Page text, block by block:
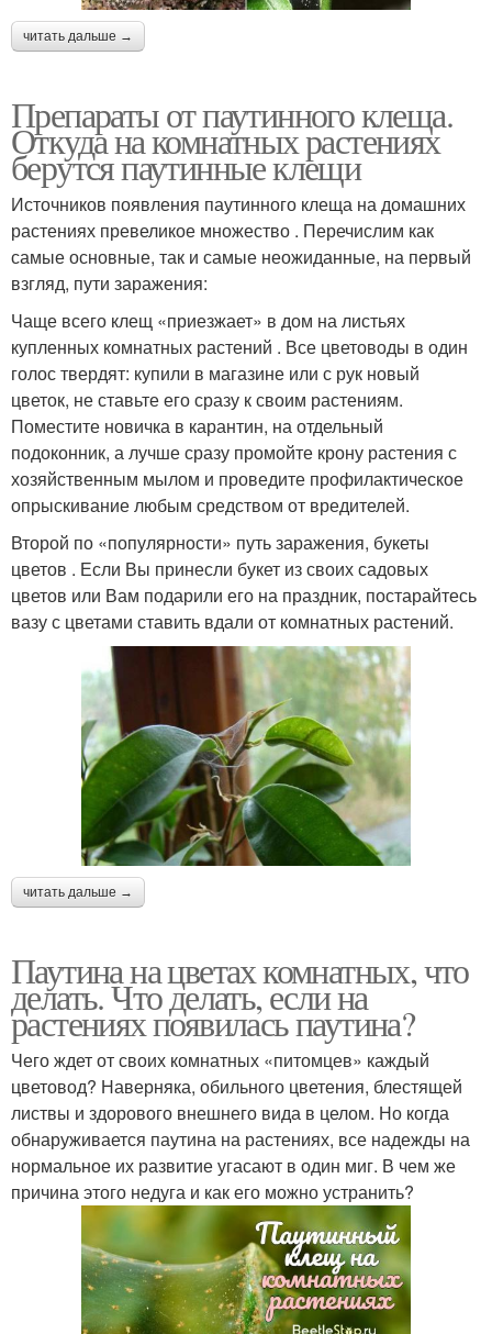
читать дальше →
Препараты от паутинного клеща.
Откуда на комнатных растениях
берутся паутинные клещи
Источников появления паутинного клеща на домашних
растениях превеликое множество . Перечислим как
самые основные, так и самые неожиданные, на первый
взгляд, пути заражения:
Чаще всего клещ «приезжает» в дом на листьях
купленных комнатных растений . Все цветоводы в один
голос твердят: купили в магазине или с рук новый
цветок, не ставьте его сразу к своим растениям.
Поместите новичка в карантин, на отдельный
подоконник, а лучше сразу промойте крону растения с
хозяйственным мылом и проведите профилактическое
опрыскивание любым средством от вредителей.
Второй по «популярности» путь заражения, букеты
цветов . Если Вы принесли букет из своих садовых
цветов или Вам подарили его на праздник, постарайтесь
вазу с цветами ставить вдали от комнатных растений.
читать дальше →
Паутина на цветах комнатных, что
делать. Что делать, если на
растениях появилась паутина?
Чего ждет от своих комнатных «питомцев» каждый
цветовод? Наверняка, обильного цветения, блестящей
листвы и здорового внешнего вида в целом. Но когда
обнаруживается паутина на растениях, все надежды на
нормальное их развитие угасают в один миг. В чем же
причина этого недуга и как его можно устранить?